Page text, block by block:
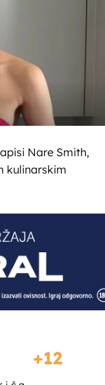
Nare Smith,
kulinarskim
12